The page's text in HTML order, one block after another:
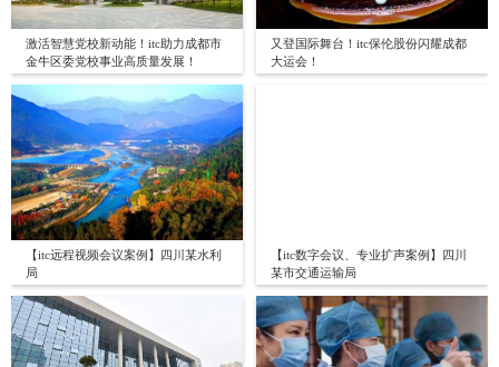
激活智慧党校新动能！itc助力成都市
金牛区委党校事业高质量发展！
又登国际舞台！itc保伦股份闪耀成都
大运会！
【itc远程视频会议案例】四川某水利
局
【itc数字会议、专业扩声案例】四川
某市交通运输局